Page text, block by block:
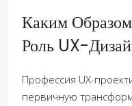
Каким
Роль UX-
Профессия UX-
первичную